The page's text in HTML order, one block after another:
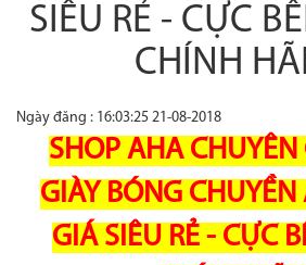
SIÊU RẺ - CỰC
CHÍNH
Ngày đăng : 16:03:25 21-08-2018
SHOP AHA CHUYÊN
GIÀY BÓNG
GIÁ SIÊU RẺ - CỰC